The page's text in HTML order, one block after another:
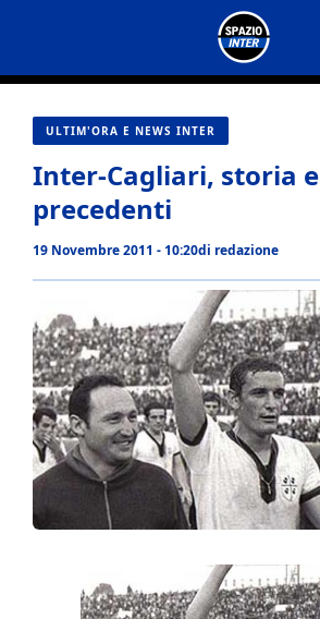
contenuto
ULTIM'ORA E NEWS INTER
Inter-Cagliari, storia e
precedenti
19 Novembre 2011 - 10:20di redazione